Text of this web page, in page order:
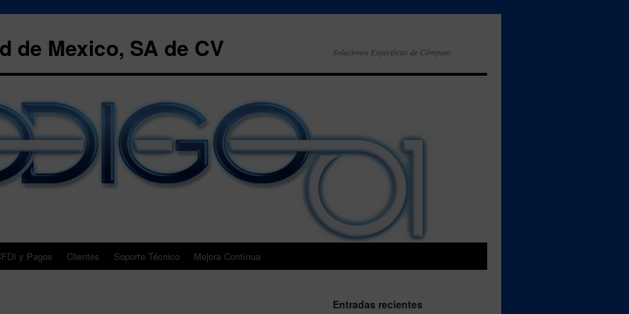
de Mexico, SA de CV Soluciones Especificas de Cómputo
y Pagos Clientes Soporte Técnico Mejora Contínua
Entradas recientes